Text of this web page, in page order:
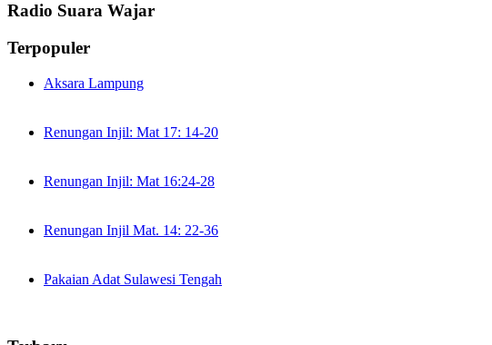
Radio Suara Wajar
Terpopuler
Aksara Lampung
Renungan Injil: Mat 17: 14-20
Renungan Injil: Mat 16:24-28
Renungan Injil Mat. 14: 22-36
Pakaian Adat Sulawesi Tengah